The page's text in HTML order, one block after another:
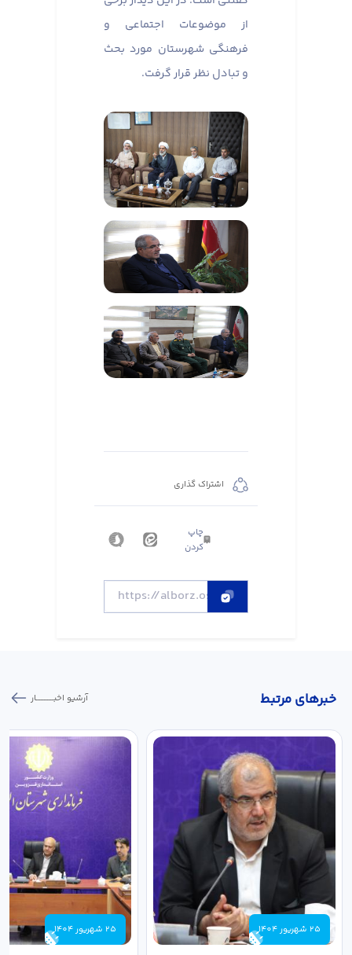
از موضوعات اجتماعی و
فرهنگی شهرستان مورد بحث
و تبادل نظر قرار گرفت.
اشتراک گذاری
چاپ
کردن
خبر‌های مرتبط آرشیو اخبـــــــــــار
25 شهریور 1404 25 شهریور 1404